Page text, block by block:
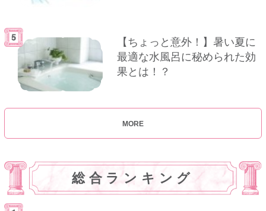
【ちょっと意外！】暑い夏に
最適な水風呂に秘められた効
果とは！？
MORE
総合ランキング